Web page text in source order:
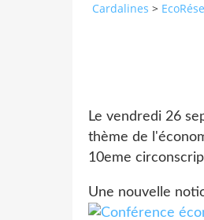
Cardalines >
Le vendredi 26
thème de
10eme
Une nouvelle